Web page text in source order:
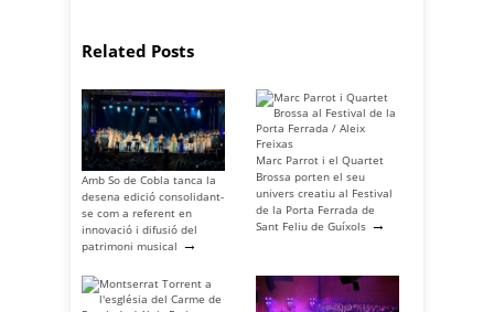
Related Posts
Amb So de Cobla tanca la
desena edició consolidant-
se com a referent en
innovació i difusió del
patrimoni musical →
Marc Parrot i el Quartet
Brossa porten el seu
univers creatiu al Festival
de la Porta Ferrada de
Sant Feliu de Guíxols →